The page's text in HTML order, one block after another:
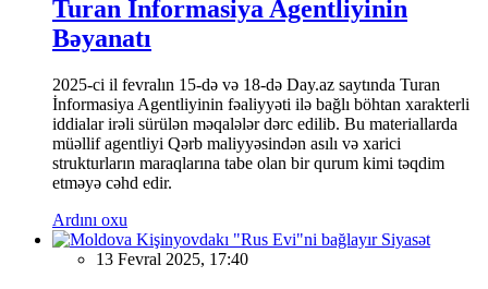
Turan İnformasiya Agentliyinin
Bəyanatı
2025-ci il fevralın 15-də və 18-də Day.az saytında Turan
İnformasiya Agentliyinin fəaliyyəti ilə bağlı böhtan xarakterli
iddialar irəli sürülən məqalələr dərc edilib. Bu materiallarda
müəllif agentliyi Qərb maliyyəsindən asılı və xarici
strukturların maraqlarına tabe olan bir qurum kimi təqdim
etməyə cəhd edir.
Ardını oxu
Siyasət
13 Fevral 2025, 17:40